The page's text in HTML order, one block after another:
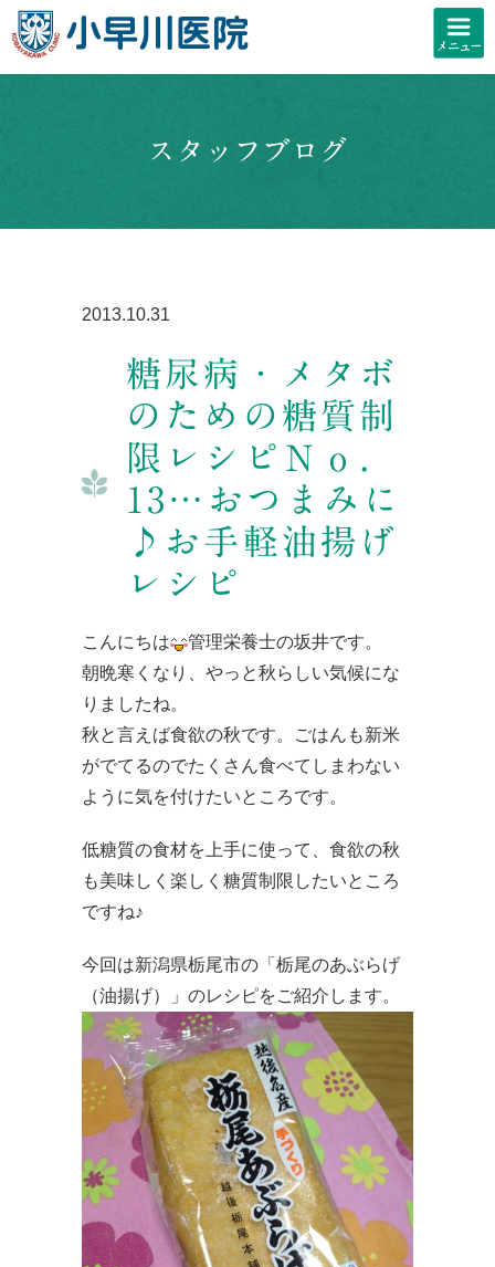
スタッフブログ
2013.10.31
糖尿病・メタボ
のための糖質制
限レシピＮｏ．
13…おつまみに
♪お手軽油揚げ
レシピ
こんにちは
管理栄養士の坂井です。
朝晩寒くなり、やっと秋らしい気候にな
りましたね。
秋と言えば食欲の秋です。ごはんも新米
がでてるのでたくさん食べてしまわない
ように気を付けたいところです。
低糖質の食材を上手に使って、食欲の秋
も美味しく楽しく糖質制限したいところ
ですね♪
今回は新潟県栃尾市の 「栃尾のあぶらげ
（油揚げ）」 のレシピをご紹介します。